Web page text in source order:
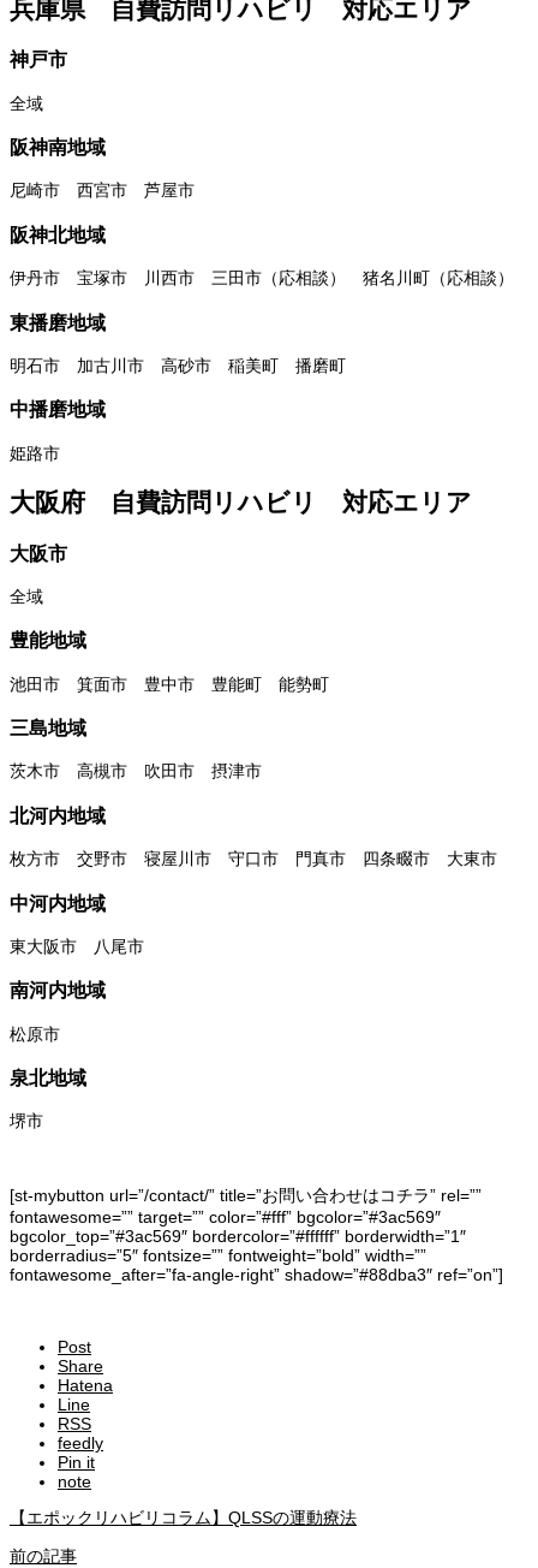
兵庫県 自費訪問リハビリ 対応エリア
神戸市
全域
阪神南地域
尼崎市 西宮市 芦屋市
阪神北地域
伊丹市 宝塚市 川西市 三田市（応相談） 猪名川町（応相談）
東播磨地域
明石市 加古川市 高砂市 稲美町 播磨町
中播磨地域
姫路市
大阪府 自費訪問リハビリ 対応エリア
大阪市
全域
豊能地域
池田市 箕面市 豊中市 豊能町 能勢町
三島地域
茨木市 高槻市 吹田市 摂津市
北河内地域
枚方市 交野市 寝屋川市 守口市 門真市 四条畷市 大東市
中河内地域
東大阪市 八尾市
南河内地域
松原市
泉北地域
堺市
[st-mybutton url=”/contact/” title=”お問い合わせはコチラ” rel=””
fontawesome=”” target=”” color=”#fff” bgcolor=”#3ac569″
bgcolor_top=”#3ac569″ bordercolor=”#ffffff” borderwidth=”1″
borderradius=”5″ fontsize=”” fontweight=”bold” width=””
fontawesome_after=”fa-angle-right” shadow=”#88dba3″ ref=”on”]
Post
Share
Hatena
Line
RSS
feedly
Pin it
note
【エポックリハビリコラム】QLSSの運動療法
前の記事